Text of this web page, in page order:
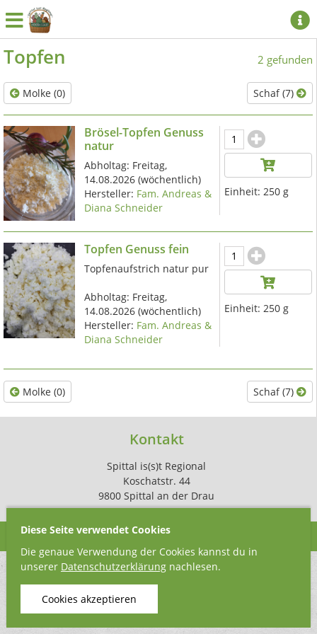
Topfen 2 gefunden
Schaf (7)
Molke (0)
Brösel-Topfen Genuss
natur
Abholtag: Freitag,
14.08.2026(wöchentlich)
Hersteller: Fam. Andreas &
Diana Schneider
Einheit: 250 g
Topfen Genuss fein
Topfenaufstrich natur pur
Abholtag: Freitag,
14.08.2026(wöchentlich)
Hersteller: Fam. Andreas &
Diana Schneider
Einheit: 250 g
Molke (0) Schaf (7)
Kontakt
Spittal is(s)t Regional
Koschatstr. 44
9800 Spittal an der Drau
Diese Seite verwendet Cookies
Die genaue Verwendung der Cookies kannst du in
unserer Datenschutzerklärungnachlesen.
Cookies akzeptieren